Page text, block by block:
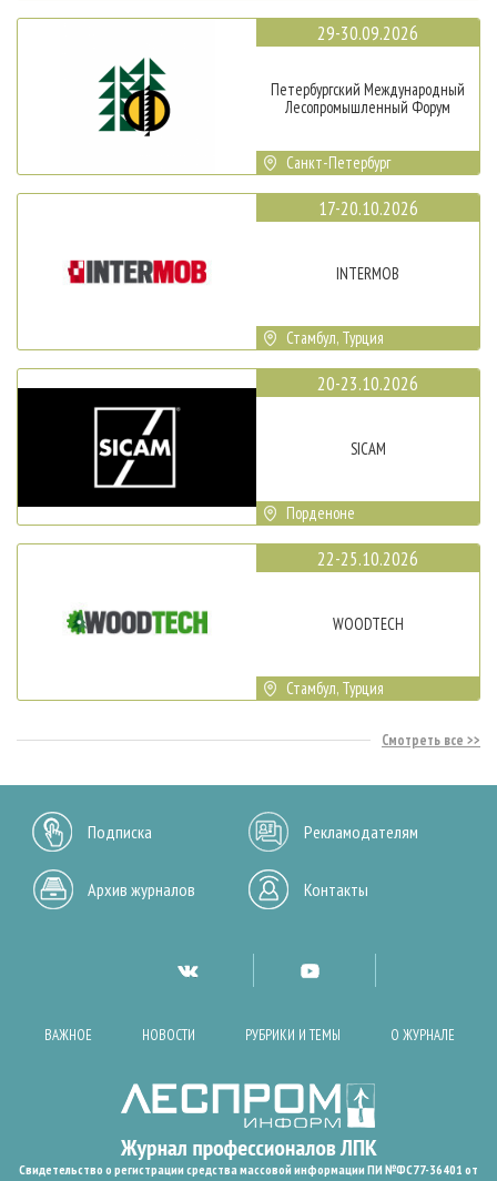
29-30.09.2026
Петербургский Международный
Лесопромышленный Форум
Санкт-Петербург
17-20.10.2026
INTERMOB
Стамбул, Турция
20-23.10.2026
SICAM
Порденоне
22-25.10.2026
WOODTECH
Стамбул, Турция
Смотреть все
Подписка Рекламодателям
Архив журналов Контакты
ВАЖНОЕ НОВОСТИ РУБРИКИ И ТЕМЫ О ЖУРНАЛЕ
Свидетельство о регистрации средства массовой информации ПИ №ФС77-36401 от